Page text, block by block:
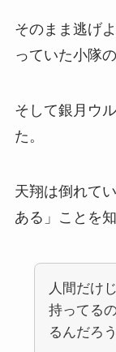
そのまま逃げ
っていた小隊
そして銀月ウ
た。
天翔は倒れて
ある」ことを
人間だけ
持ってる
るんだろう